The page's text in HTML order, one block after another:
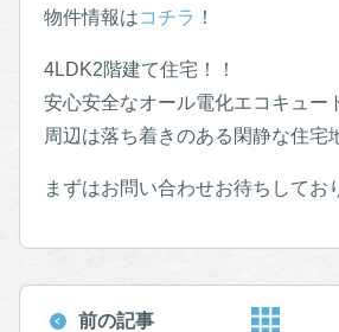
物件情報はコチラ ！
4LDK2階建て住宅！！
安心安全なオール電化エコキュー
周辺は落ち着きのある閑静な住宅
まずはお問い合わせお待ちしてお
前の記事